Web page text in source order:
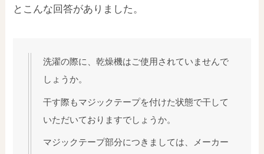
とこんな回答がありました。
洗濯の際に、乾燥機はご使用されていませんで
しょうか。
干す際もマジックテープを付けた状態で干して
いただいておりますでしょうか。
マジックテープ部分につきましては、メーカー